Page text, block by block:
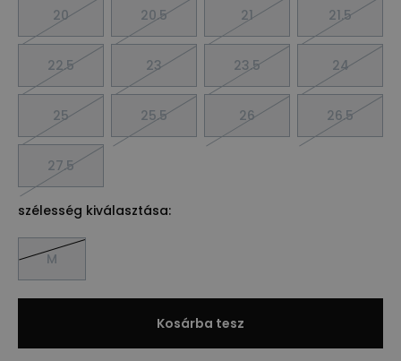
20 20.5 21 21.5
22.5 23 23.5 24
25 25.5 26 26.5
27.5
szélesség kiválasztása:
M
Kosárba tesz